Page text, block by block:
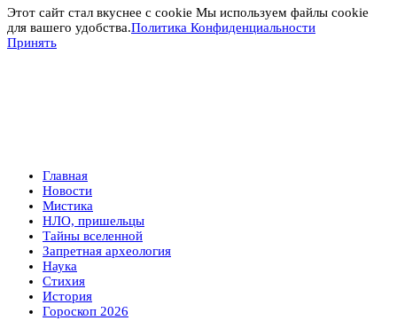
Этот сайт стал вкуснее с cookie Мы используем файлы cookie
для вашего удобства.Политика Конфиденциальности
Принять
Главная
Новости
Мистика
НЛО, пришельцы
Тайны вселенной
Запретная археология
Наука
Стихия
История
Гороскоп 2026